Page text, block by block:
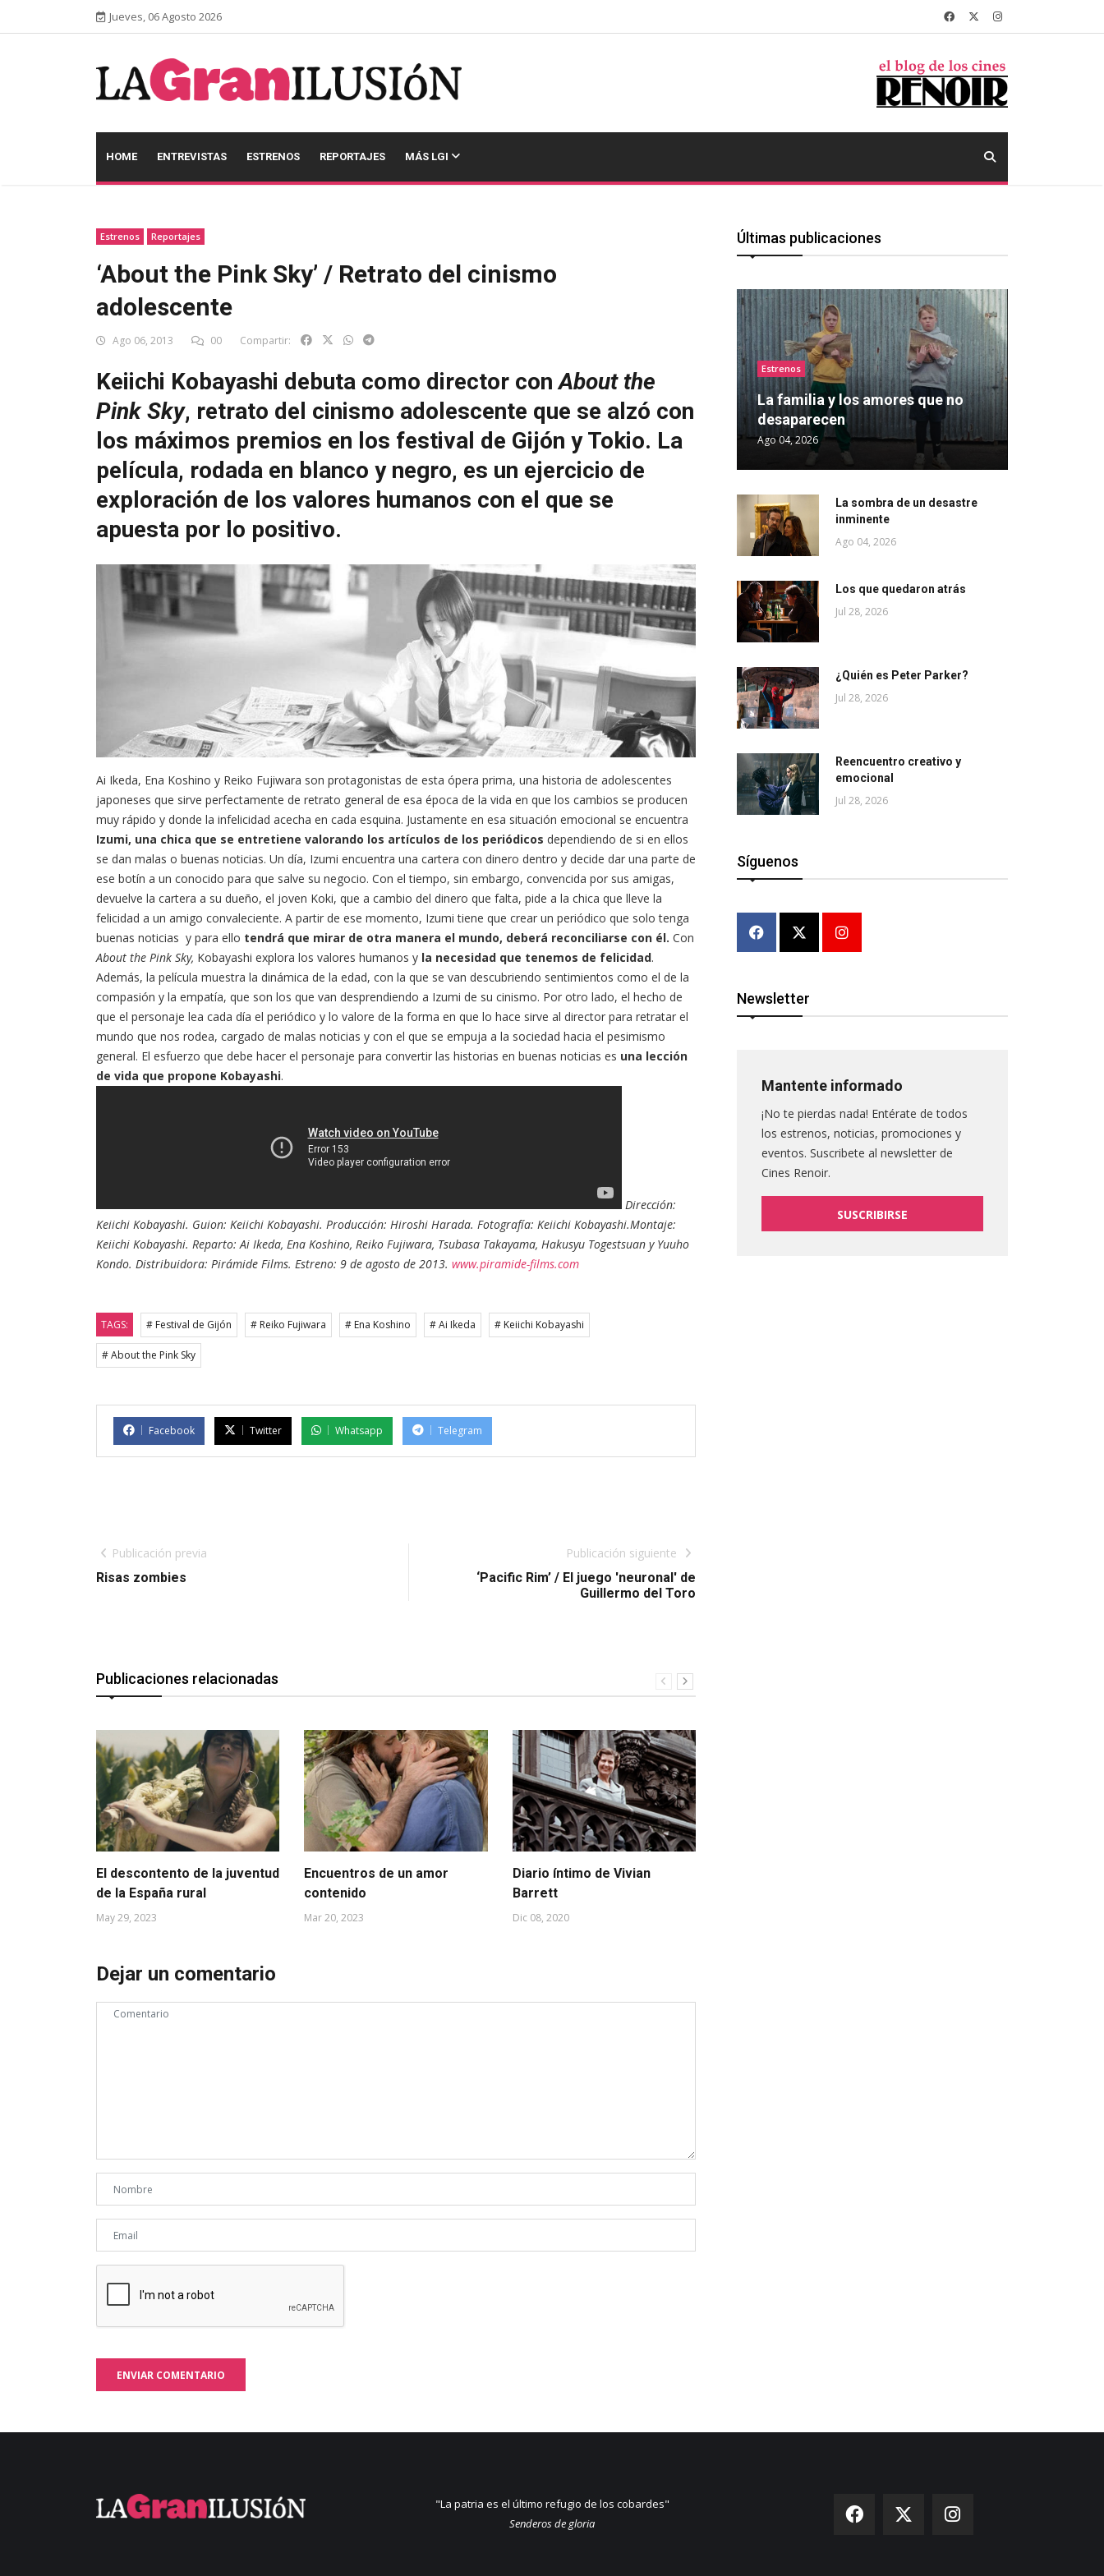
Jueves, 06 Agosto 2026
HOME ENTREVISTAS ESTRENOS REPORTAJES MÁS LGI
Estrenos Reportajes
‘About the Pink Sky’ / Retrato del cinismo
adolescente
Ago 06, 2013 00 Compartir:
Keiichi Kobayashi debuta como director conAbout the
Pink Sky, retrato del cinismo adolescente que se alzó con
los máximos premios en los festival de Gijón y Tokio. La
película, rodada en blanco y negro, es un ejercicio de
exploración de los valores humanos con el que se
apuesta por lo positivo.
Ai Ikeda, Ena Koshino y Reiko Fujiwara son protagonistas de esta ópera prima, una historia de adolescentes
japoneses que sirve perfectamente de retrato general de esa época de la vida en que los cambios se producen
muy rápido y donde la infelicidad acecha en cada esquina. Justamente en esa situación emocional se encuentra
Izumi, una chica que se entretiene valorando los artículos de los periódicos dependiendo de si en ellos
se dan malas o buenas noticias. Un día, Izumi encuentra una cartera con dinero dentro y decide dar una parte de
ese botín a un conocido para que salve su negocio. Con el tiempo, sin embargo, convencida por sus amigas,
devuelve la cartera a su dueño, el joven Koki, que a cambio del dinero que falta, pide a la chica que lleve la
felicidad a un amigo convaleciente. A partir de ese momento, Izumi tiene que crear un periódico que solo tenga
buenas noticias y para ello tendrá que mirar de otra manera el mundo, deberá reconciliarse con él. Con
About the Pink Sky, Kobayashi explora los valores humanos y la necesidad que tenemos de felicidad.
Además, la película muestra la dinámica de la edad, con la que se van descubriendo sentimientos como el de la
compasión y la empatía, que son los que van desprendiendo a Izumi de su cinismo. Por otro lado, el hecho de
que el personaje lea cada día el periódico y lo valore de la forma en que lo hace sirve al director para retratar el
mundo que nos rodea, cargado de malas noticias y con el que se empuja a la sociedad hacia el pesimismo
general. El esfuerzo que debe hacer el personaje para convertir las historias en buenas noticias es una lección
de vida que propone Kobayashi.
Dirección:
Keiichi Kobayashi. Guion: Keiichi Kobayashi. Producción: Hiroshi Harada. Fotografía: Keiichi Kobayashi.Montaje:
Keiichi Kobayashi. Reparto: Ai Ikeda, Ena Koshino, Reiko Fujiwara, Tsubasa Takayama, Hakusyu Togestsuan y Yuuho
Kondo. Distribuidora: Pirámide Films. Estreno: 9 de agosto de 2013. www.piramide-films.com
TAGS: # Festival de Gijón # Reiko Fujiwara # Ena Koshino # Ai Ikeda # Keiichi Kobayashi
# About the Pink Sky
Facebook Twitter Whatsapp Telegram
Publicación previa
Risas zombies
Publicación siguiente
‘Pacific Rim’ / El juego 'neuronal' de
Guillermo del Toro
Publicaciones relacionadas
El descontento de la juventud
de la España rural
May 29, 2023
Encuentros de un amor
contenido
Mar 20, 2023
Diario íntimo de Vivian
Barrett
Dic 08, 2020
Dejar un comentario
ENVIAR COMENTARIO
Últimas publicaciones
Estrenos
La familia y los amores que no
desaparecen
Ago 04, 2026
La sombra de un desastre
inminente
Ago 04, 2026
Los que quedaron atrás
Jul 28, 2026
¿Quién es Peter Parker?
Jul 28, 2026
Reencuentro creativo y
emocional
Jul 28, 2026
Síguenos
Newsletter
Mantente informado
¡No te pierdas nada! Entérate de todos
los estrenos, noticias, promociones y
eventos. Suscribete al newsletter de
Cines Renoir.
SUSCRIBIRSE
"La patria es el último refugio de los cobardes"
Senderos de gloria